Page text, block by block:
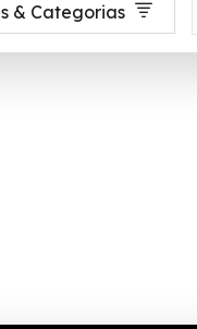
& Categorias